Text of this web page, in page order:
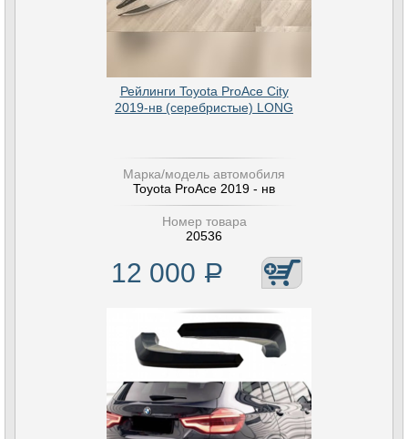
Рейлинги Toyota ProAce City
2019-нв (серебристые) LONG
Марка/модель автомобиля
Toyota ProAce 2019 - нв
Номер товара
20536
12 000 Р